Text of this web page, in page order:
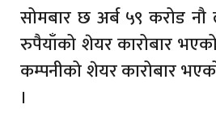
सोमबार छ अर्ब ५९ करोड
रुपैयाँको शेयर कारोबार
कम्पनीको शेयर कारोबार
।